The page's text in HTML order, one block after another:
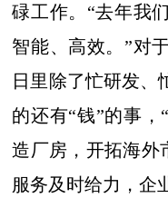
碌工作。“去年我
智能、高效。”对
日里除了忙研发、
的还有“钱”的事
造厂房，开拓海外
服务及时给力，企